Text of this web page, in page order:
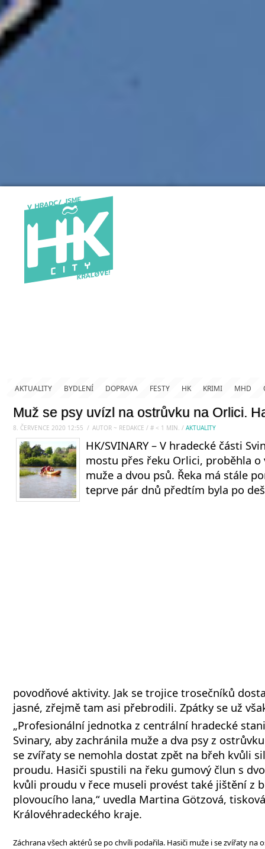
AKTUALITY BYDLENÍ DOPRAVA FESTY HK KRIMI MHD
Muž se psy uvízl na ostrůvku na Orlici.
8. ČERVENCE 2020 12:55 / AUTOR ~ REDAKCE / # < 1 MIN. / AKTUALITY
HK/SVINARY – V hradecké části
mostu přes řeku Orlici, proběhla o
muže a dvou psů. Řeka má stále
teprve pár dnů předtím byla po
povodňové aktivity. Jak se trojice trosečníků
jasné, zřejmě tam asi přebrodili. Zpátky se už
„Profesionální jednotka z centrální hradecké
Svinary, aby zachránila muže a dva psy z
se zvířaty se nemohla dostat zpět na břeh kvůli
proudu. Hasiči spustili na řeku gumový člun s
kvůli proudu v řece museli provést také jištění z
plovoucího lana,“ uvedla Martina Götzová,
Královéhradeckého kraje.
Záchrana všech aktérů se po chvíli podařila. Hasiči muže i se zvířaty na